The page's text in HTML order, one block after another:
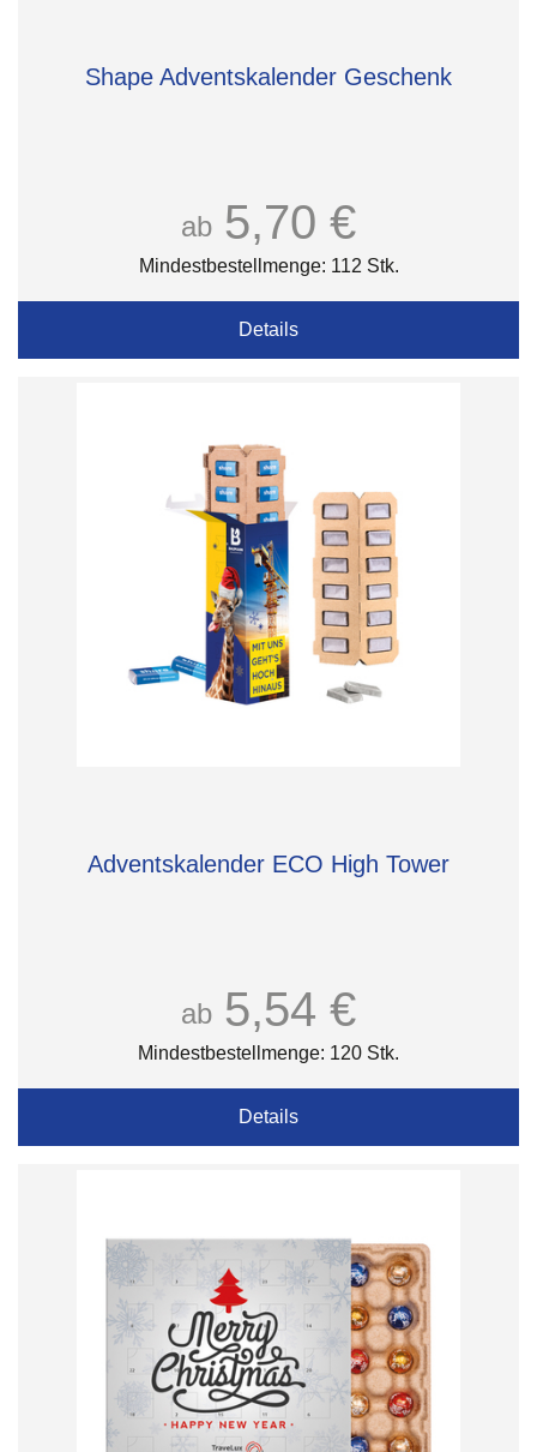
Shape Adventskalender Geschenk
ab 5,70 €
Mindestbestellmenge: 112 Stk.
Details
Adventskalender ECO High Tower
ab 5,54 €
Mindestbestellmenge: 120 Stk.
Details